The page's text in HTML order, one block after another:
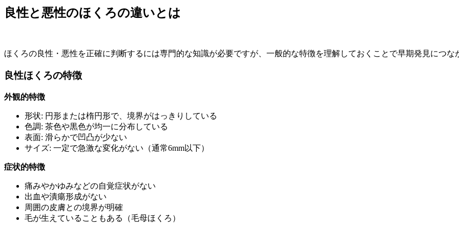
良性と悪性のほくろの違いとは
ほくろの良性・悪性を正確に判断するには専門的な知識が必要ですが、一般的な特徴を理解しておくことで早期発見につな
良性ほくろの特徴
外観的特徴
形状: 円形または楕円形で、境界がはっきりしている
色調: 茶色や黒色が均一に分布している
表面: 滑らかで凹凸が少ない
サイズ: 一定で急激な変化がない（通常6mm以下）
症状的特徴
痛みやかゆみなどの自覚症状がない
出血や潰瘍形成がない
周囲の皮膚との境界が明確
毛が生えていることもある（毛母ほくろ）